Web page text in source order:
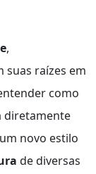
,
raízes em
como
diretamente
novo estilo
de diversas